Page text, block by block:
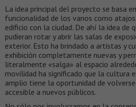
La idea principal del proyecto se basa
funcionalidad de los vanos como
edificio con la ciudad. De ahí la idea de
pudieran rotar y abrir las salas de
exterior. Esto ha brindado a artistas y
exhibición completamente nuevas y
literalmente «salga» al espacio
movilidad ha significado que la cultura
amplio tiene la oportunidad de
accesible a nuevos públicos.